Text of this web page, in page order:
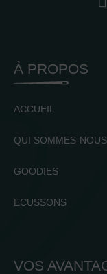
À PROPOS
ACCUEIL
QUI SOMMES-
GOODIES
ECUSSONS
VOS